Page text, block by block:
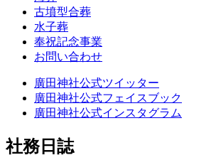
古墳型合葬
水子葬
奉祝記念事業
お問い合わせ
廣田神社公式ツイッター
廣田神社公式フェイスブック
廣田神社公式インスタグラム
社務日誌